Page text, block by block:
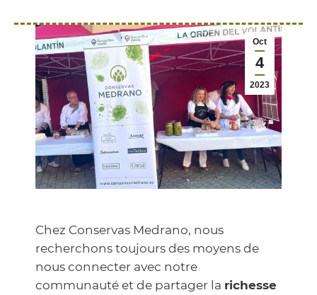
Oct
4
2023
Chez Conservas Medrano, nous
recherchons toujours des moyens de
nous connecter avec notre
communauté et de partager la richesse